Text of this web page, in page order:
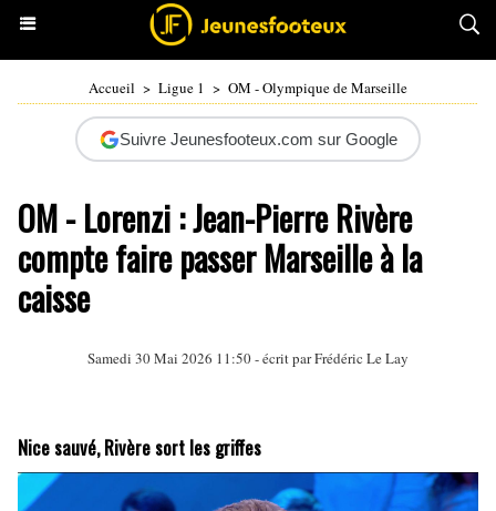
Accueil > Ligue 1 > OM - Olympique de Marseille
Suivre Jeunesfooteux.com sur Google
OM - Lorenzi : Jean-Pierre Rivère
compte faire passer Marseille à la
caisse
Samedi 30 Mai 2026 11:50 - écrit parFrédéric Le Lay
Nice sauvé, Rivère sort les griffes